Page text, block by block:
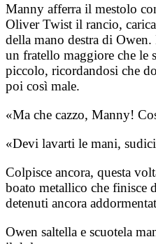
Manny afferra il mestolo
Oliver Twist il rancio,
della mano destra di
un fratello maggiore che le
piccolo, ricordandosi che
poi così male.
«Ma che cazzo, Manny!
«Devi lavarti le mani,
Colpisce ancora, questa
boato metallico che finisce
detenuti ancora
Owen saltella e scuotela